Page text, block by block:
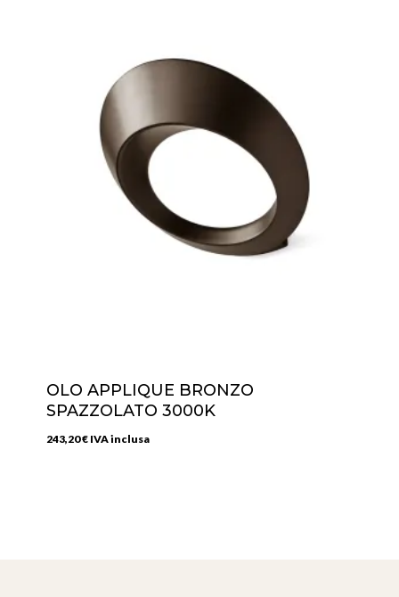
OLO APPLIQUE BRONZO
SPAZZOLATO 3000K
243,20€ IVA inclusa